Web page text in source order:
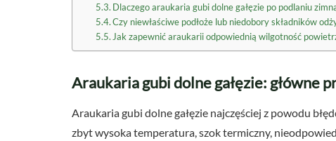
Dlaczego araukaria gubi dolne gałęzie po podlaniu
Czy niewłaściwe podłoże lub niedobory składników
Jak zapewnić araukarii odpowiednią wilgotność
Araukaria gubi dolne gałęzie: główne
Araukaria gubi dolne gałęzie najczęściej z powodu
zbyt wysoka temperatura, szok termiczny,